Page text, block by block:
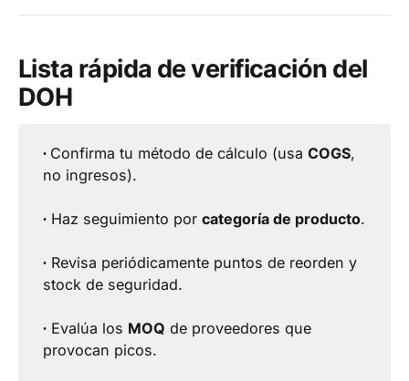
Lista rápida de verificación del
DOH
∙ Confirma tu método de cálculo (usaCOGS,
no ingresos).
∙ Haz seguimiento porcategoría de producto.
∙ Revisa periódicamente puntos de reorden y
stock de seguridad.
∙ Evalúa los MOQ de proveedores que
provocan picos.